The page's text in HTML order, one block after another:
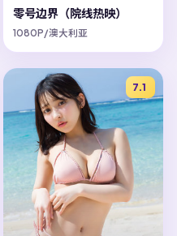
零号边界（院线热映）
1080P/澳大利亚
7.1